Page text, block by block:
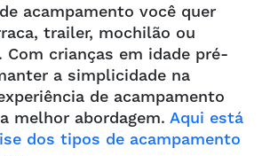
acampamento você quer
trailer, mochilão ou
Com crianças em idade pré-
a simplicidade na
de acampamento
melhor abordagem. Aqui está
dos tipos de acampamento